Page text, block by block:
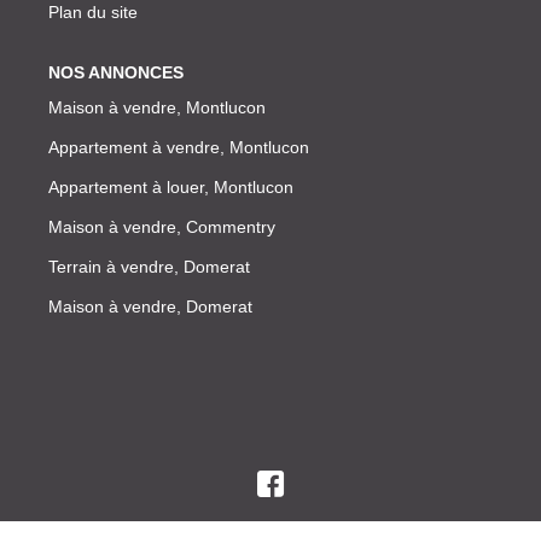
Plan du site
NOS ANNONCES
Maison à vendre, Montlucon
Appartement à vendre, Montlucon
Appartement à louer, Montlucon
Maison à vendre, Commentry
Terrain à vendre, Domerat
Maison à vendre, Domerat